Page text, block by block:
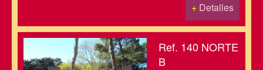
+ Detalles
Ref. 140 NORTE
B